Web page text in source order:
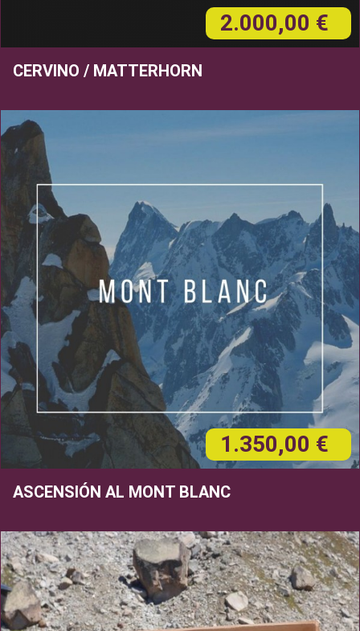
2.000,00 €
CERVINO / MATTERHORN
1.350,00 €
ASCENSIÓN AL MONT BLANC